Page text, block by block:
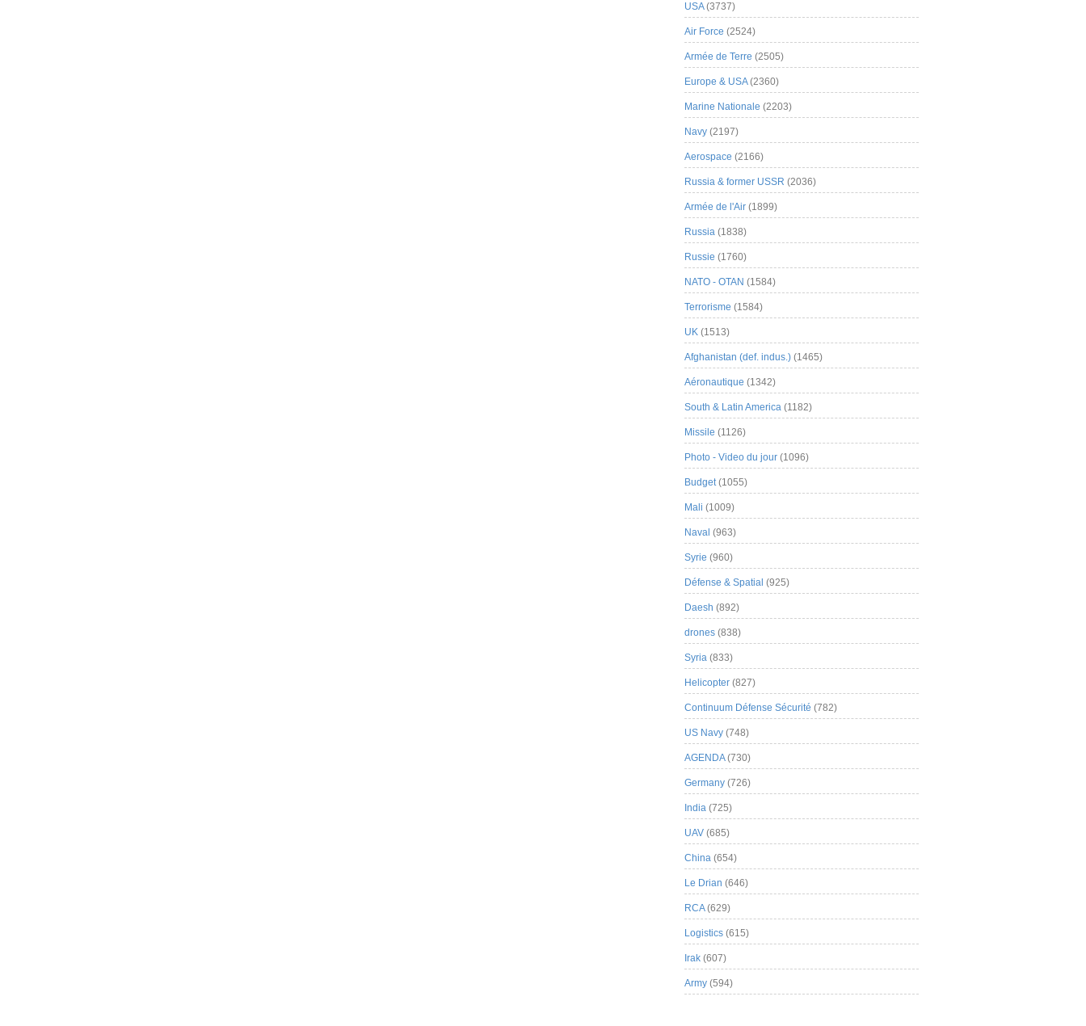
USA(3737)
Air Force (2524)
Armée de Terre (2505)
Europe & USA(2360)
Marine Nationale (2203)
Navy (2197)
Aerospace (2166)
Russia & former USSR (2036)
Armée de l'Air (1899)
Russia (1838)
Russie (1760)
NATO - OTAN (1584)
Terrorisme (1584)
UK (1513)
Afghanistan (def. indus.) (1465)
Aéronautique (1342)
South & Latin America (1182)
Missile (1126)
Photo - Video du jour (1096)
Budget(1055)
Mali (1009)
Naval (963)
Syrie (960)
Défense & Spatial (925)
Daesh (892)
drones (838)
Syria (833)
Helicopter (827)
Continuum Défense Sécurité (782)
US Navy (748)
AGENDA(730)
Germany (726)
India (725)
UAV (685)
China (654)
Le Drian (646)
RCA(629)
Logistics (615)
Irak (607)
Army (594)